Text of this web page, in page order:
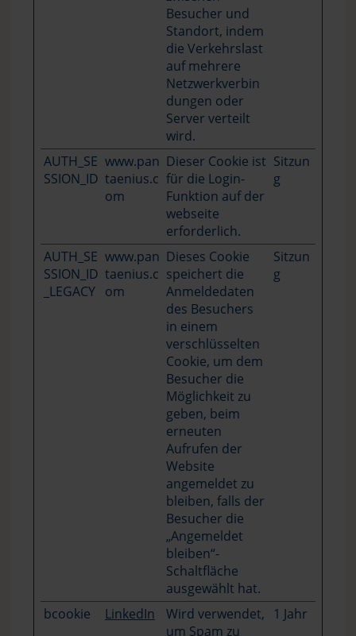
Besucher und
Standort, indem
die Verkehrslast
auf mehrere
Netzwerkverbin
dungen oder
Server verteilt
wird.
AUTH_SE
SSION_ID
www.pan
taenius.c
om
Dieser Cookie ist
für die Login-
Funktion auf der
webseite
erforderlich.
Sitzun
g
AUTH_SE
SSION_ID
_LEGACY
www.pan
taenius.c
om
Dieses Cookie
speichert die
Anmeldedaten
des Besuchers
in einem
verschlüsselten
Cookie, um dem
Besucher die
Möglichkeit zu
geben, beim
erneuten
Aufrufen der
Website
angemeldet zu
bleiben, falls der
Besucher die
„Angemeldet
bleiben“-
Schaltfläche
ausgewählt hat.
Sitzun
g
bcookie LinkedIn
Wird verwendet,
um Spam zu
1 Jahr